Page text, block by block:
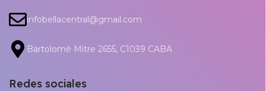
infobellacentral@gmail.com
Bartolomé Mitre 2655, C1039 CABA
Redes sociales